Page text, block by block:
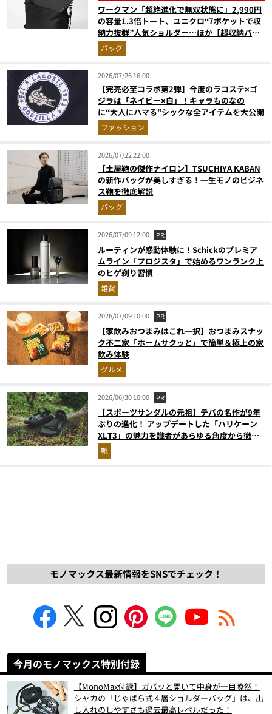
ワークマン「超絶進化で無双状態に」2,990円
の容量1.3倍トート、ユニクロ“7ポケットで収
納力抜群”人気ショルダー…ほか【超収納バッ
グの人気記事ランキングベスト3】（2026年6
月版）
バッグ
2026/07/26 16:00
【完売必至コラボ第2弾】今度のラコステ×ゴ
ジラは「ネイビー×白」！キャラものなの
に“大人にハマる”シックな全アイテムを大公開
ファッション
2026/07/22 22:00
【土屋鞄の傑作ナイロン】TSUCHIYA KABAN
の新作バッグが美しすぎる！一生モノのビジネ
ス鞄を徹底解説
バッグ
2026/07/09 12:00 PR
ルーティンが感動体験に！Schickのプレミア
ムライン「プロジスタ」で始めるワンランク上
のヒゲ剃り習慣
雑貨
2026/07/09 10:00 PR
【家飲みおつまみはこれ一択】おつまみスナッ
ク不二家「ホームサクッと」で簡単＆極上の家
飲み体験
グルメ
2026/06/30 10:00 PR
【スポーツサンダルの元祖】テバの名作が9年
ぶりの進化！ アップデートした「ハリケーン
XLT3」の魅力を識者があらゆる角度から徹底
解説！
靴
モノマックス最新情報をSNSでチェック！
今月のモノマックス特別付録
【MonoMax付録】ガバッと開いて中身が一目瞭然！
シャカの「じゃばら式４層ショルダーバッグ」は、出
し入れのしやすさも過去最高レベルだった！